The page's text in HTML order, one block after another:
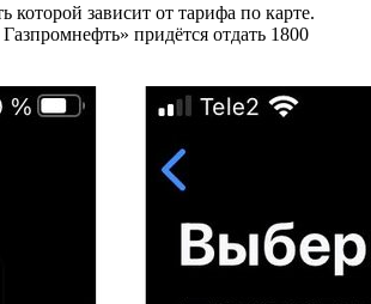
зависит от тарифа по карте.
придётся отдать 1800